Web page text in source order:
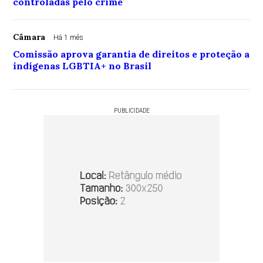
Câmara Há 1 mês
Comissão aprova garantia de direitos e proteção a
indígenas LGBTIA+ no Brasil
PUBLICIDADE